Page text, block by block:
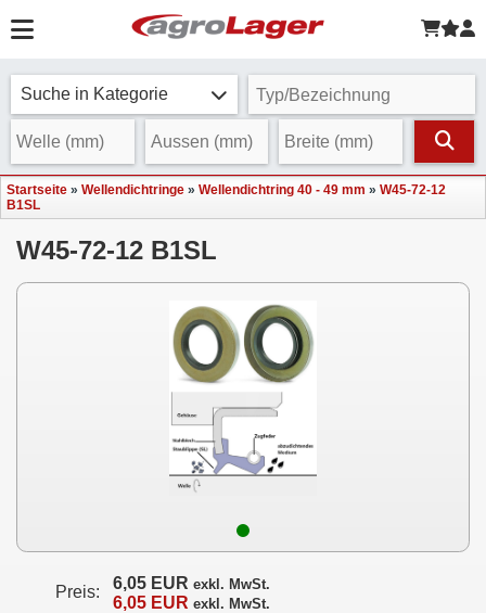
Suche in Kategorie
Startseite » Wellendichtringe » Wellendichtring 40 - 49 mm » W45-72-12
B1SL
W45-72-12 B1SL
Preis: 6,05 EUR exkl. MwSt.
6,05 EUR exkl. MwSt.